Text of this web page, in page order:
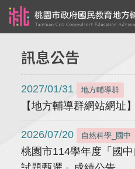
訊息公告
2027/01/31 地方輔導群
【地方輔導群網站網址】
2026/07/20 自然科學_國中
桃園市114學年度「國